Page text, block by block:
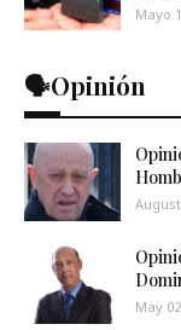
Mayo
🗣️Opinión
May